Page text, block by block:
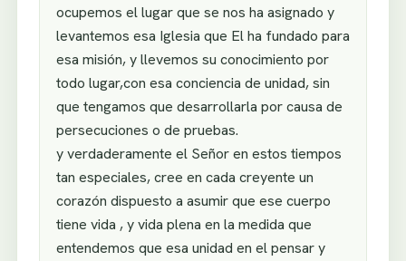
ocupemos el lugar que se nos ha asignado y
levantemos esa Iglesia que El ha fundado para
esa misión, y llevemos su conocimiento por
todo lugar,con esa conciencia de unidad, sin
que tengamos que desarrollarla por causa de
persecuciones o de pruebas.
y verdaderamente el Señor en estos tiempos
tan especiales, cree en cada creyente un
corazón dispuesto a asumir que ese cuerpo
tiene vida , y vida plena en la medida que
entendemos que esa unidad en el pensar y